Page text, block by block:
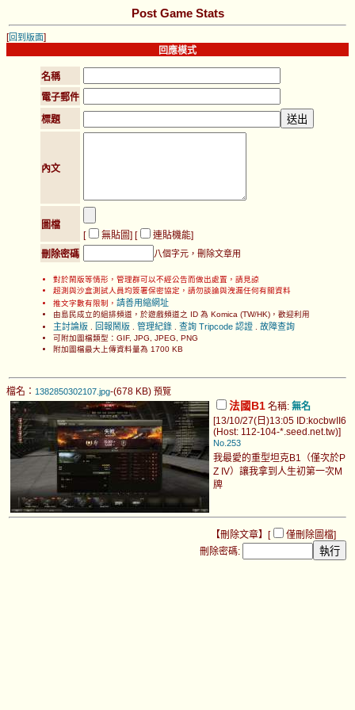
Post Game Stats
[回到版面]
回應模式
名稱
電子郵件
標題
內文
圖檔
[
無貼圖] [ 連貼機能]
刪除密碼
八個字元，刪除文章用
對於鬧版等情形，管理群可以不經公告而做出處置，請見諒
超測與沙盒測試人員均簽署保密協定，請勿談論與洩漏任何有關資料
推文字數有限制， 請善用縮網址
由島民成立的組排頻道，於遊戲頻道之 ID 為 Komica (TW/HK)，歡迎利用
主討論版 回報鬧版 管理紀錄 查詢 Tripcode 認證 故障查詢
可附加圖檔類型：GIF, JPG, JPEG, PNG
附加圖檔最大上傳資料量為 1700 KB
檔名： 1382850302107.jpg-(678 KB) 預覽
法國B1 名稱: 無名
[13/10/27(日)13:05 ID:kocbwII6
(Host: 112-104-*.seed.net.tw)]
No.253
我最愛的重型坦克B1（僅次於P
Z IV）讓我拿到人生初第一次M
牌
【刪除文章】[ 僅刪除圖檔]
刪除密碼: